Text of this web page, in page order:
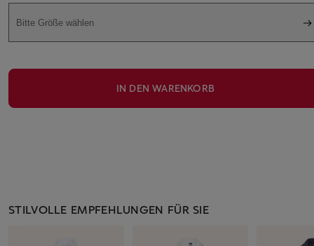
Bitte Größe wählen
IN DEN WARENKORB
STILVOLLE EMPFEHLUNGEN FÜR SIE